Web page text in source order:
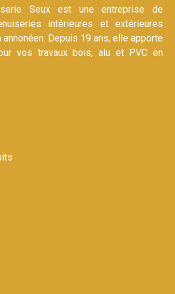
Seux est une entreprise de
intérieures et extérieures
Depuis 19 ans, elle apporte
vos travaux bois, alu et PVC en